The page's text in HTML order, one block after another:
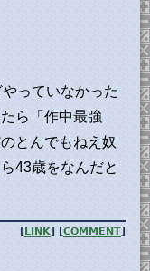
っていなかった
ら「作中最強
とんでもねえ奴
43歳をなんだと
[LINK ] [COMMENT]